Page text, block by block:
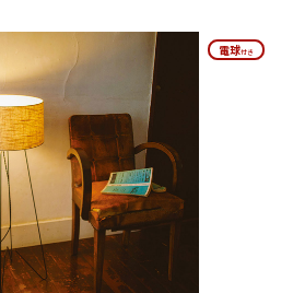
電球付き
電球付き